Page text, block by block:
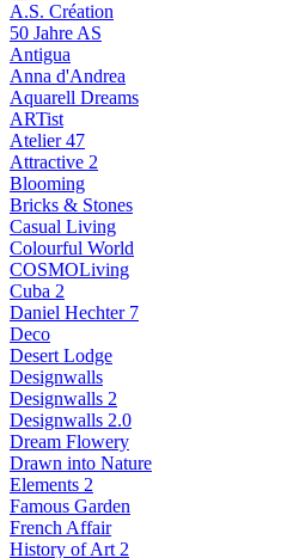
A.S. Création
50 Jahre AS
Antigua
Anna d'Andrea
Aquarell Dreams
ARTist
Atelier 47
Attractive 2
Blooming
Bricks & Stones
Casual Living
Colourful World
COSMOLiving
Cuba 2
Daniel Hechter 7
Deco
Desert Lodge
Designwalls
Designwalls 2
Designwalls 2.0
Dream Flowery
Drawn into Nature
Elements 2
Famous Garden
French Affair
History of Art 2